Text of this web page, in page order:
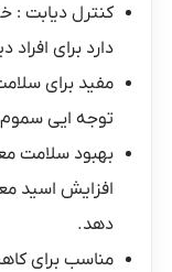
کنترل دیابت :
دارد برای
مفید برای
توجه ایی سموم
بهبود سلامت
افزایش اسید
دهد.
مناسب برای